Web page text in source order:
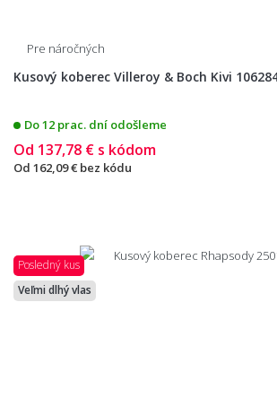
Pre náročných
Kusový koberec Villeroy & Boch Kivi
Do 12 prac. dní odošleme
Od 137,78 € s kódom
Od 162,09 € bez kódu
Posledný kus
Veľmi dlhý vlas